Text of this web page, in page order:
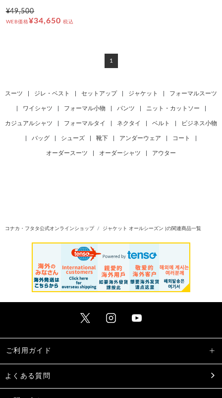
¥49,500
WEB価格¥34,650 税込
1
スーツ ジレ・ベスト セットアップ ジャケット フォーマルスーツ
ワイシャツ フォーマル小物 パンツ ニット・カットソー
カジュアルシャツ フォーマルタイ ネクタイ ベルト ビジネス小物
バッグ シューズ 靴下 アンダーウェア コート
オーダースーツ オーダーシャツ アウター
コナカ・フタタ公式オンラインショップ ジャケット オールシーズン |の関連商品一覧
ご利用ガイド
よくある質問